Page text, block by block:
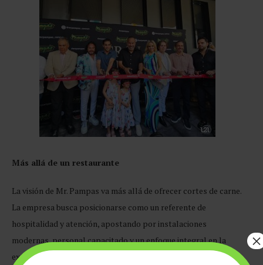
Más allá de un restaurante
La visión de Mr. Pampas va más allá de ofrecer cortes de carne.
La empresa busca posicionarse como un referente de
hospitalidad y atención, apostando por instalaciones
modernas, personal capacitado y un enfoque integral en la
experiencia del cliente.
×